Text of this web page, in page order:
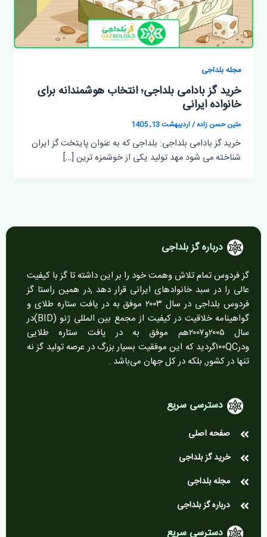
مجله بلداجی
خرید گز بادامی بلداجی؛ انتخاب هوشمندانه برای
خانواده ایرانی
متین حسن زاده/اردیبهشت 13, 1405
خرید گز بادامی بلداجی: بلداجی که به عنوان پایتخت گز ایران
شناخته می شود مهد تولید یکی از خوشمزه ترین […]
درباره گز بلداجی
گز فردوس تمام تلاش وهمت خود را بر این داشته تا گز با کیفیت
عالی را در سبد خانوادهای ایرانی قرار دهد ,در همین راستا گز
فردوس بلداجی در سال ۲۰۰۳ موفق به در یافت ستاره طلای و
گواهینامه خلاقیت در کیفیت از مجمع بین المللی ژنو (BID)در
سال ۲۰۰۵و۲۰۰۷هم موفق به در یافت ستاره طلایی
ودر۱۰۰QCگردید که این موفقیت بسیار بزرگ در عرصه تولید گز نه
تنها در کشور, بلکه در کل جهان می‌باشد .
دسترسی سریع
صفحه اصلی
خرید گز بلداجی
مجله بلداجی
درباره گز بلداجی
دسترسی سریع